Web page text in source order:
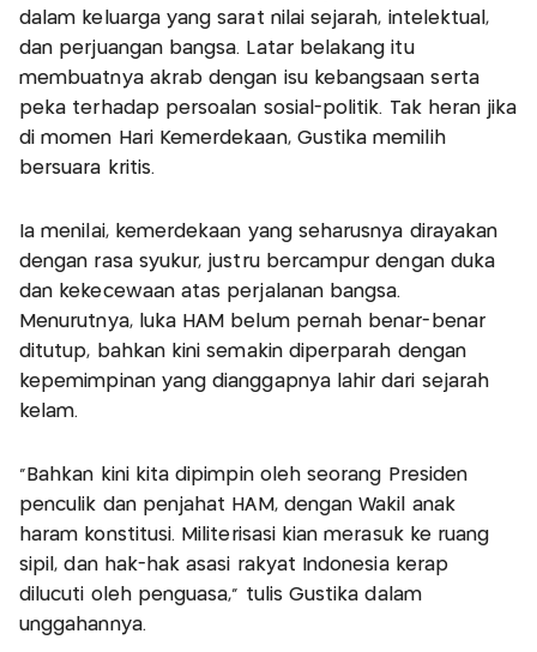
dalam keluarga yang sarat nilai sejarah, intelektual,
dan perjuangan bangsa. Latar belakang itu
membuatnya akrab dengan isu kebangsaan serta
peka terhadap persoalan sosial-politik. Tak heran jika
di momen Hari Kemerdekaan, Gustika memilih
bersuara kritis.
Ia menilai, kemerdekaan yang seharusnya dirayakan
dengan rasa syukur, justru bercampur dengan duka
dan kekecewaan atas perjalanan bangsa.
Menurutnya, luka HAM belum pernah benar-benar
ditutup, bahkan kini semakin diperparah dengan
kepemimpinan yang dianggapnya lahir dari sejarah
kelam.
“Bahkan kini kita dipimpin oleh seorang Presiden
penculik dan penjahat HAM, dengan Wakil anak
haram konstitusi. Militerisasi kian merasuk ke ruang
sipil, dan hak-hak asasi rakyat Indonesia kerap
dilucuti oleh penguasa,” tulis Gustika dalam
unggahannya.